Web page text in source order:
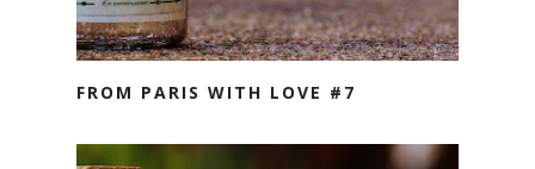
FROM PARIS WITH LOVE #7